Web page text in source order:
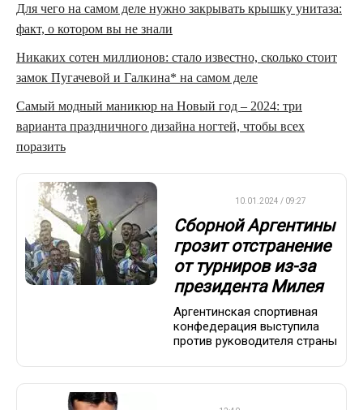
Для чего на самом деле нужно закрывать крышку унитаза:
факт, о котором вы не знали
Никаких сотен миллионов: стало известно, сколько стоит
замок Пугачевой и Галкина* на самом деле
Самый модный маникюр на Новый год – 2024: три
варианта праздничного дизайна ногтей, чтобы всех
поразить
10.01.2024 / 09:27
Сборной Аргентины
грозит отстранение
от турниров из-за
президента Милея
Аргентинская спортивная
конфедерация выступила
против руководителя страны